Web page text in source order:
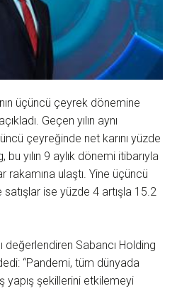
üçüncü çeyrek dönemine
Geçen yılın aynı
çeyreğinde net karını yüzde
bu yılın 9 aylık dönemi itibarıyla
ulaştı. Yine üçüncü
ise yüzde 4 artışla 15.2
değerlendiren Sabancı Holding
“Pandemi, tüm dünyada
yapış şekillerini etkilemeyi